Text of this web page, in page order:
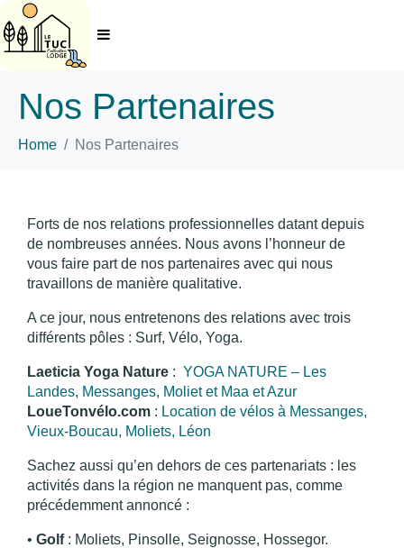
Nos Partenaires
Home Nos Partenaires
Forts de nos relations professionnelles datant depuis
de nombreuses années. Nous avons l’honneur de
vous faire part de nos partenaires avec qui nous
travaillons de manière qualitative.
A ce jour, nous entretenons des relations avec trois
différents pôles : Surf, Vélo, Yoga.
Laeticia Yoga Nature : YOGA NATURE – Les
Landes, Messanges, Moliet et Maa et Azur
LoueTonvélo.com : Location de vélos à Messanges,
Vieux-Boucau, Moliets, Léon
Sachez aussi qu’en dehors de ces partenariats : les
activités dans la région ne manquent pas, comme
précédemment annoncé :
• Golf : Moliets, Pinsolle, Seignosse, Hossegor.